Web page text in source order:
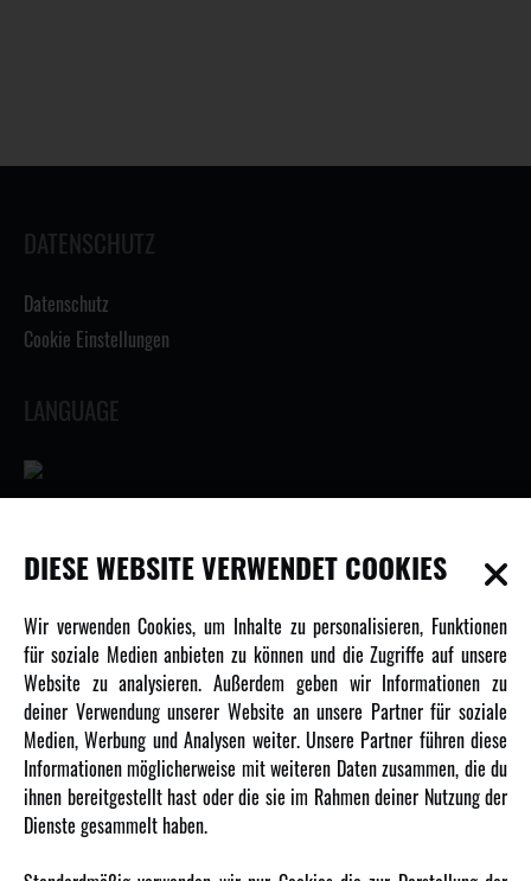
DATENSCHUTZ
Datenschutz
Cookie Einstellungen
LANGUAGE
INFORMATIONEN
Newsletter
Über uns
Karriere
Amewi Kataloge
MEHR VON AMEWI
DIESE WEBSITE VERWENDET COOKIES
Wir verwenden Cookies, um Inhalte zu personalisieren, Funktionen
für soziale Medien anbieten zu können und die Zugriffe auf unsere
Website zu analysieren. Außerdem geben wir Informationen zu
deiner Verwendung unserer Website an unsere Partner für soziale
Medien, Werbung und Analysen weiter. Unsere Partner führen diese
Informationen möglicherweise mit weiteren Daten zusammen, die du
ihnen bereitgestellt hast oder die sie im Rahmen deiner Nutzung der
Dienste gesammelt haben.